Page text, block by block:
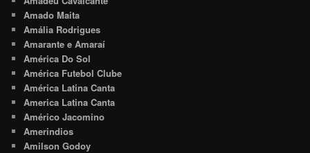
Amado Maita
Amália Rodrigues
Amarante e Amaraí
América Do Sol
América Futebol Clube
América Latina Canta
America Latina Canta
Américo Jacomino
Amerindios
Amilson Godoy